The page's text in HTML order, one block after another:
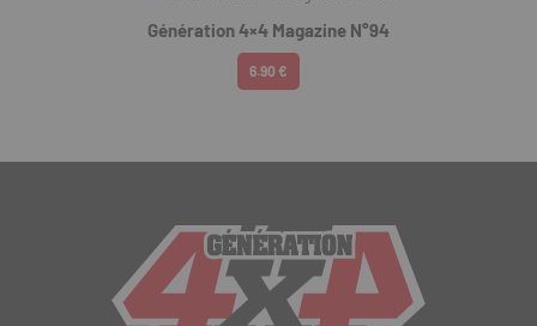
Génération 4×4 Magazine N°94
6.90 €